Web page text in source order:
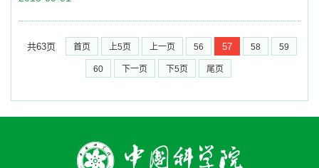
共63页 首页 上5页 上一页 56 57 58 59
60 下一页 下5页 尾页